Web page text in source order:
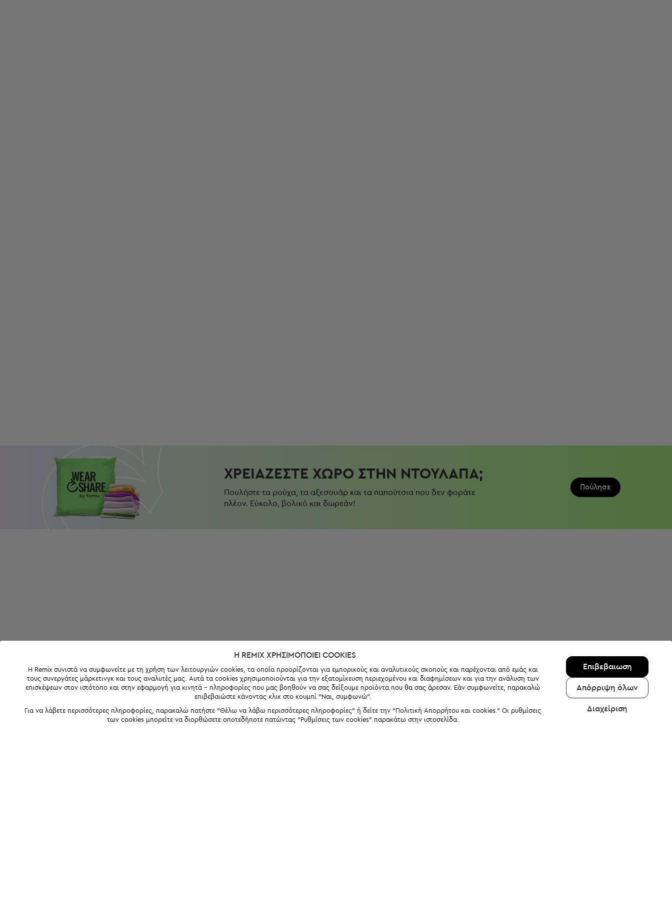
ΧΡΕΙΆΖΕΣΤΕ ΧΏΡΟ ΣΤΗΝ ΝΤΟΥΛΆΠΑ;
Πουλήστε τα ρούχα, τα αξεσουάρ και τα παπούτσια που δεν φοράτε
πλέον. Εύκολο, βολικό και δωρεάν!
Πούλησε
Η REMIX ΧΡΗΣΙΜΟΠΟΙΕΊ COOKIES
Η Remix συνιστά να συμφωνείτε με τη χρήση των λειτουργιών cookies, τα οποία προορίζονται για εμπορικούς και αναλυτικούς σκοπούς και παρέχονται από εμάς και
τους συνεργάτες μάρκετινγκ και τους αναλυτές μας. Αυτά τα cookies χρησιμοποιούνται για την εξατομίκευση περιεχομένου και διαφημίσεων και για την ανάλυση των
επισκέψεων στον ιστότοπο και στην εφαρμογή για κινητά - πληροφορίες που μας βοηθούν να σας δείξουμε προϊόντα που θα σας άρεσαν. Εάν συμφωνείτε, παρακαλώ
επιβεβαιώστε κάνοντας κλικ στο κουμπί "Ναι, συμφωνώ".
Για να λάβετε περισσότερες πληροφορίες, παρακαλώ πατήστε "Θέλω να λάβω περισσότερες πληροφορίες" ή δείτε την "Πολιτική Απορρήτου και cookies." Οι ρυθμίσεις
των cookies μπορείτε να διορθώσετε οποτεδήποτε πατώντας "Ρυθμίσεις των cookies" παρακάτω στην ιστοσελίδα.
Επιβεβαιωση
Απόρριψη όλων
Διαχείριση